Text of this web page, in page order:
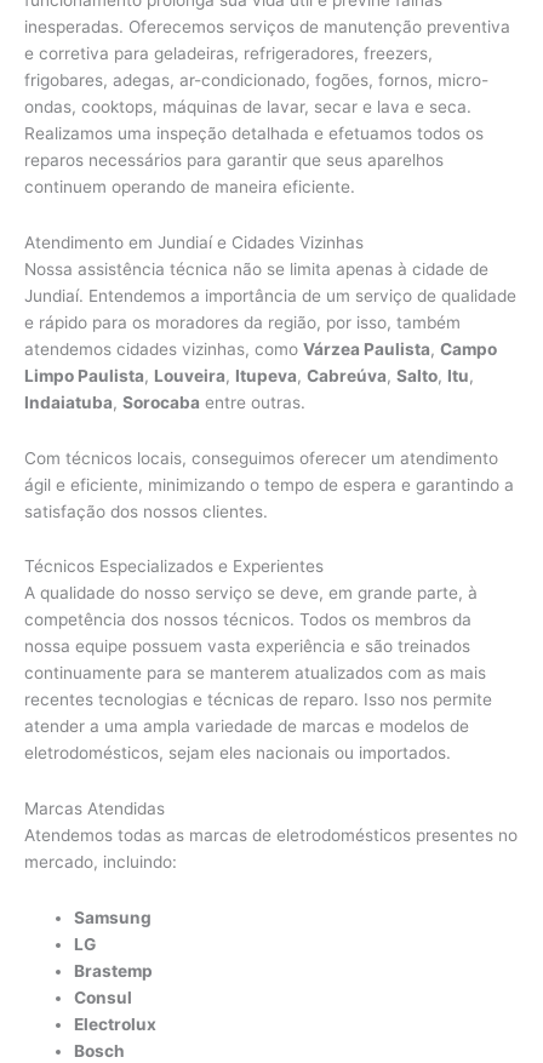
inesperadas. Oferecemos serviços de manutenção preventiva
e corretiva para geladeiras, refrigeradores, freezers,
frigobares, adegas, ar-condicionado, fogões, fornos, micro-
ondas, cooktops, máquinas de lavar, secar e lava e seca.
Realizamos uma inspeção detalhada e efetuamos todos os
reparos necessários para garantir que seus aparelhos
continuem operando de maneira eficiente.
Atendimento em Jundiaí e Cidades Vizinhas
Nossa assistência técnica não se limita apenas à cidade de
Jundiaí. Entendemos a importância de um serviço de qualidade
e rápido para os moradores da região, por isso, também
atendemos cidades vizinhas, como Várzea Paulista, Campo
Limpo Paulista, Louveira, Itupeva, Cabreúva, Salto, Itu,
Indaiatuba, Sorocaba entre outras.
Com técnicos locais, conseguimos oferecer um atendimento
ágil e eficiente, minimizando o tempo de espera e garantindo a
satisfação dos nossos clientes.
Técnicos Especializados e Experientes
A qualidade do nosso serviço se deve, em grande parte, à
competência dos nossos técnicos. Todos os membros da
nossa equipe possuem vasta experiência e são treinados
continuamente para se manterem atualizados com as mais
recentes tecnologias e técnicas de reparo. Isso nos permite
atender a uma ampla variedade de marcas e modelos de
eletrodomésticos, sejam eles nacionais ou importados.
Marcas Atendidas
Atendemos todas as marcas de eletrodomésticos presentes no
mercado, incluindo:
Samsung
LG
Brastemp
Consul
Electrolux
Bosch